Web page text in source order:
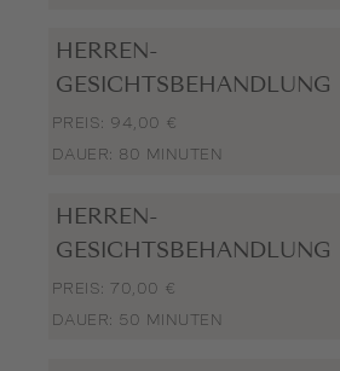
HERREN-
GESICHTSBEHANDLUNG
PREIS: 94,00 €
DAUER: 80 MINUTEN
HERREN-
GESICHTSBEHANDLUNG
PREIS: 70,00 €
DAUER: 50 MINUTEN